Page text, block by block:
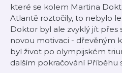
které se kolem Martina
Atlantě roztočily, to nebylo
Doktor byl ale zvyklý jít přes
novou motivaci - dřevěným
byl život po olympijském
dalším pokračování Příběhu